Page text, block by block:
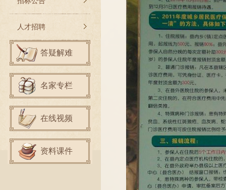
人才招聘
答疑解难
名家专栏
在线视频
资料课件